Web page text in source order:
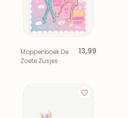
Moppenboek De
Zoete Zusjes
13,99